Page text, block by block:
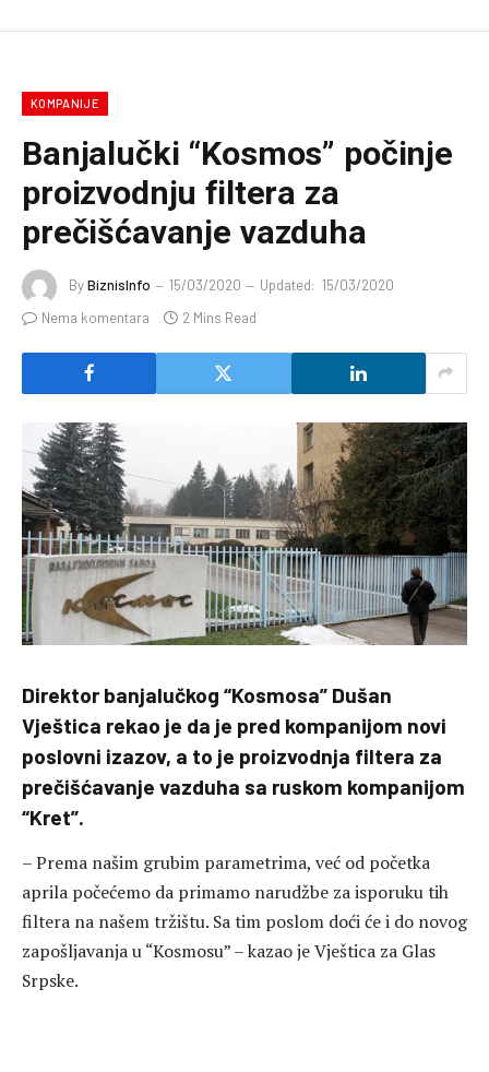
KOMPANIJE
Banjalučki “Kosmos” počinje
proizvodnju filtera za
prečišćavanje vazduha
ByBiznisInfo 15/03/2020 Updated: 15/03/2020
Nema komentara
2 Mins Read
Direktor banjalučkog “Kosmosa” Dušan
Vještica rekao je da je pred kompanijom novi
poslovni izazov, a to je proizvodnja filtera za
prečišćavanje vazduha sa ruskom kompanijom
“Kret”.
– Prema našim grubim parametrima, već od početka
aprila počećemo da primamo narudžbe za isporuku tih
filtera na našem tržištu. Sa tim poslom doći će i do novog
zapošljavanja u “Kosmosu” – kazao je Vještica za Glas
Srpske.